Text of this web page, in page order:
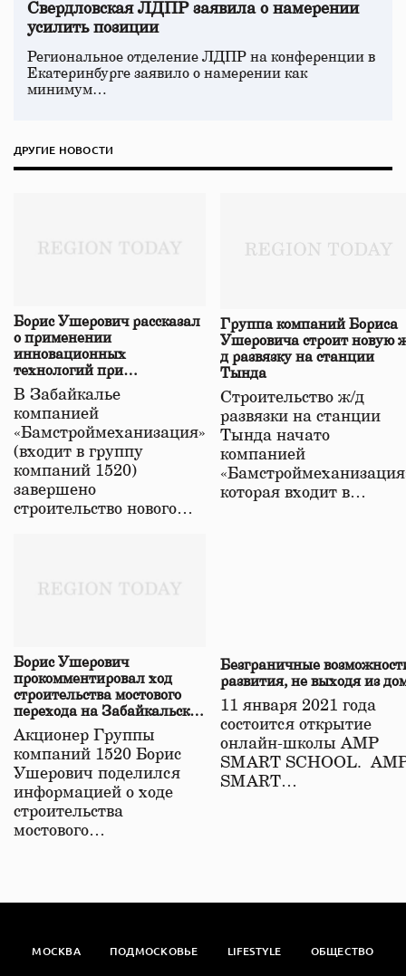
Свердловская ЛДПР заявила о намерении
усилить позиции
Региональное отделение ЛДПР на конференции в
Екатеринбурге заявило о намерении как
минимум…
ДРУГИЕ НОВОСТИ
Борис Ушерович рассказал
о применении
инновационных
технологий при
строительстве нового моста
в Забайкалье
В Забайкалье
компанией
«Бамстроймеханизация»
(входит в группу
компаний 1520)
завершено
строительство нового…
Группа компаний Бориса
Ушеровича строит новую
д развязку на станции
Тында
Строительство ж/д
развязки на станции
Тында начато
компанией
которая входит в…
Борис Ушерович
прокомментировал ход
строительства мостового
перехода на Забайкальской
железной дороге
Акционер Группы
компаний 1520 Борис
Ушерович поделился
информацией о ходе
строительства
мостового…
Безграничные
развития, не выходя из
11 января 2021 года
состоится открытие
онлайн-школы АМР
SMART SCHOOL.
SMART…
МОСКВА ПОДМОСКОВЬЕ LIFESTYLE ОБЩЕСТВО